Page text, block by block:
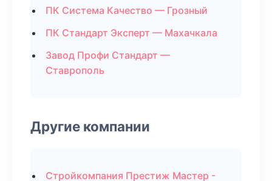
ПК Система Качество — Грозный
ПК Стандарт Эксперт — Махачкала
Завод Профи Стандарт —
Ставрополь
Другие компании
Стройкомпания Престиж Мастер -